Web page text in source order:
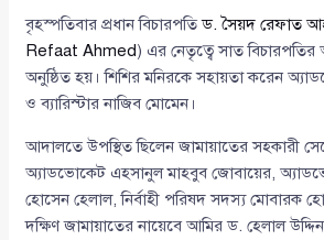
বৃহস্পতিবার প্রধান বিচারপতিড. সৈয়দ রেফাত
Refaat Ahmed) এর নেতৃত্বে সাত বিচারপতির
অনুষ্ঠিত হয়। শিশির মনিরকে সহায়তা করেন
ও ব্যারিস্টার নাজিব মোমেন।
আদালতে উপস্থিত ছিলেন জামায়াতের সহকারী
অ্যাডভোকেট এহসানুল মাহবুব জোবায়ের,
হোসেন হেলাল, নির্বাহী পরিষদ সদস্য মোবারক
দক্ষিণ জামায়াতের নায়েবে আমির ড. হেলাল